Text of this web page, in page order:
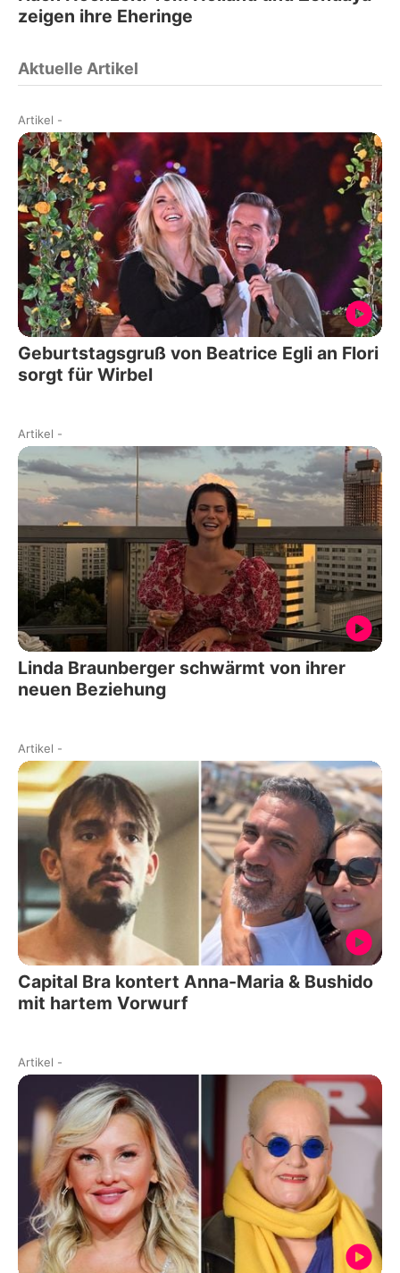
zeigen ihre Eheringe
Aktuelle Artikel
Artikel -
Geburtstagsgruß von Beatrice Egli an Flori
sorgt für Wirbel
Artikel -
Linda Braunberger schwärmt von ihrer
neuen Beziehung
Artikel -
Capital Bra kontert Anna-Maria & Bushido
mit hartem Vorwurf
Artikel -